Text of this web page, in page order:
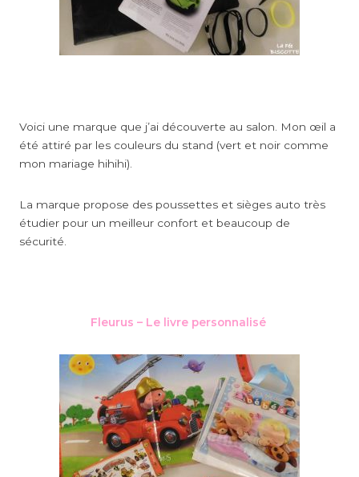
Voici une marque que j’ai découverte au salon. Mon œil a
été attiré par les couleurs du stand (vert et noir comme
mon mariage hihihi).
La marque propose des poussettes et sièges auto très
étudier pour un meilleur confort et beaucoup de
sécurité.
Fleurus – Le livre personnalisé